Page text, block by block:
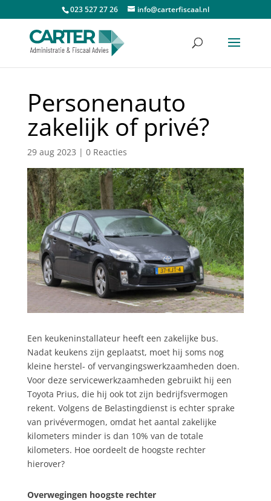
023 527 27 26 info@carterfiscaal.nl
Personenauto
zakelijk of privé?
29 aug 2023 | 0 Reacties
Een keukeninstallateur heeft een zakelijke bus.
Nadat keukens zijn geplaatst, moet hij soms nog
kleine herstel- of vervangingswerkzaamheden doen.
Voor deze servicewerkzaamheden gebruikt hij een
Toyota Prius, die hij ook tot zijn bedrijfsvermogen
rekent. Volgens de Belastingdienst is echter sprake
van privévermogen, omdat het aantal zakelijke
kilometers minder is dan 10% van de totale
kilometers. Hoe oordeelt de hoogste rechter
hierover?
Overwegingen hoogste rechter